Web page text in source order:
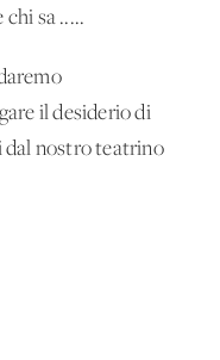
chi sa .....
il desiderio di
dal nostro teatrino